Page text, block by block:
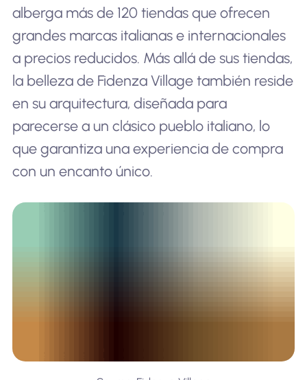
alberga más de 120 tiendas que ofrecen
grandes marcas italianas e internacionales
a precios reducidos. Más allá de sus tiendas,
la belleza de Fidenza Village también reside
en su arquitectura, diseñada para
parecerse a un clásico pueblo italiano, lo
que garantiza una experiencia de compra
con un encanto único.